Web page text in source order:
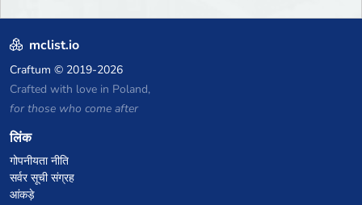
mclist.io
Craftum © 2019-2026
Crafted with love in Poland,
for those who come after
लिंक
गोपनीयता नीति
सर्वर सूची संग्रह
आंकड़े